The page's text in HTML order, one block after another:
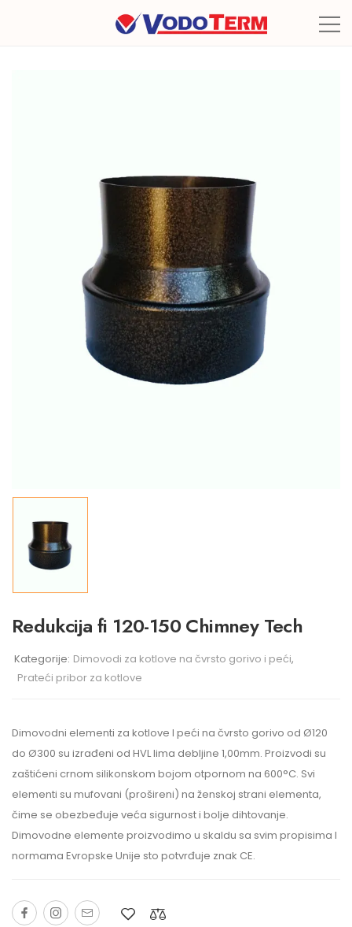
Redukcija fi 120-150 Chimney Tech
Kategorije: Dimovodi za kotlove na čvrsto gorivo i peći,
Prateći pribor za kotlove
Dimovodni elementi za kotlove I peći na čvrsto gorivo od Ø120
do Ø300 su izrađeni od HVL lima debljine 1,00mm. Proizvodi su
zaštićeni crnom silikonskom bojom otpornom na 600°C. Svi
elementi su mufovani (prošireni) na ženskoj strani elementa,
čime se obezbeđuje veća sigurnost i bolje dihtovanje.
Dimovodne elemente proizvodimo u skaldu sa svim propisima I
normama Evropske Unije sto potvrđuje znak CE.